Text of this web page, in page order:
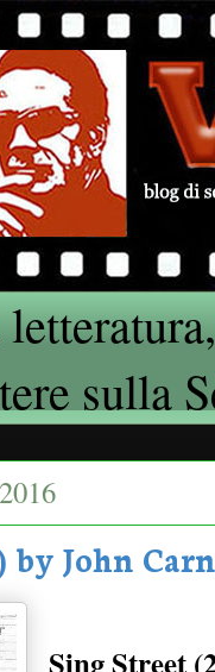
sulla
by John
Sing Street